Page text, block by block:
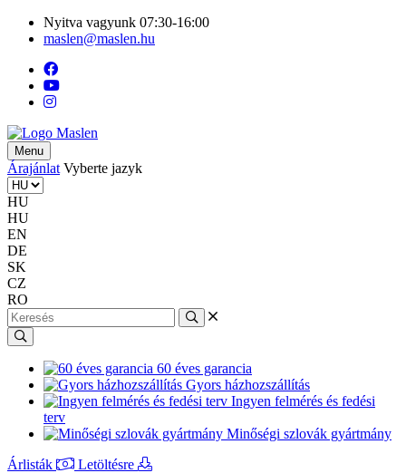
Nyitva vagyunk 07:30-16:00
maslen@maslen.hu
Menu
Árajánlat Vyberte jazyk
HU
HU
EN
DE
SK
CZ
RO
60 éves garancia
Gyors házhozszállítás
Ingyen felmérés és fedési
terv
Minőségi szlovák gyártmány
Árlisták
Letöltésre